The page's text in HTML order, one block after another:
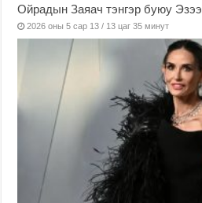
Ойрадын Заяач тэнгэр буюу Эзээ
2026 оны 5 сар 13 / 13 цаг 35 минут